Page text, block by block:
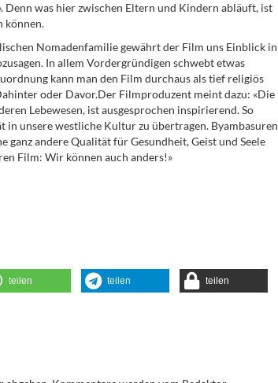
Denn was hier zwischen Eltern und Kindern abläuft, ist
können.
Nomadenfamilie gewährt der Film uns Einblick in
In allem Vordergründigen schwebt etwas
kann man den Film durchaus als tief religiös
oder Davor.Der Filmproduzent meint dazu: «Die
Lebewesen, ist ausgesprochen inspirierend. So
in unsere westliche Kultur zu übertragen. Byambasuren
ganz andere Qualität für Gesundheit, Geist und Seele
Film: Wir können auch anders!»
teilen teilen teilen